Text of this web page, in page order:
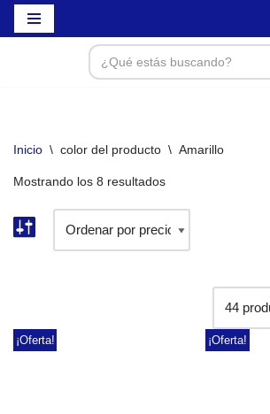
Inicio \ color del producto \ Amarillo
Mostrando los 8 resultados
¡Oferta! ¡Oferta!